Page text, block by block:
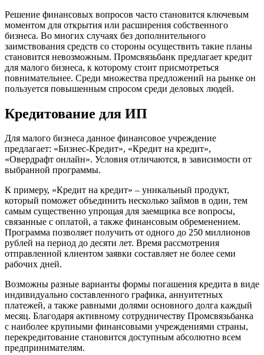
Решение финансовых вопросов часто становится ключевым
моментом для открытия или расширения собственного
бизнеса. Во многих случаях без дополнительного
заимствования средств со стороны осуществить такие планы
становится невозможным. Промсвязьбанк предлагает кредит
для малого бизнеса, к которому стоит присмотреться
повнимательнее. Среди множества предложений на рынке он
пользуется повышенным спросом среди деловых людей.
Кредитование для ИП
Для малого бизнеса данное финансовое учреждение
предлагает: «Бизнес-Кредит», «Кредит на кредит»,
«Овердрафт онлайн». Условия отличаются, в зависимости от
выбранной программы.
К примеру, «Кредит на кредит» – уникальный продукт,
который поможет объединить несколько займов в один, тем
самым существенно упрощая для заемщика все вопросы,
связанные с оплатой, а также финансовым обременением.
Программа позволяет получить от одного до 250 миллионов
рублей на период до десяти лет. Время рассмотрения
отправленной клиентом заявки составляет не более семи
рабочих дней.
Возможны разные варианты формы погашения кредита в виде
индивидуально составленного графика, аннуитетных
платежей, а также равными долями основного долга каждый
месяц. Благодаря активному сотрудничеству Промсвязьбанка
с наиболее крупными финансовыми учреждениями страны,
перекредитование становится доступным абсолютно всем
предпринимателям.